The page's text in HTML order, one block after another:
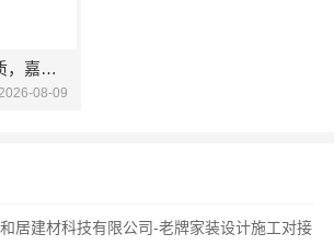
专业家装定制优质，嘉兴绿色之家建材科技有限公司
2026-08-09
居建材科技有限公司-老牌家装设计施工对接